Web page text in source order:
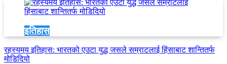
इतिहास
रहस्यमय इतिहास: भारतको एउटा युद्ध जसले सम्राटलाई हिंसाबाट शान्तितर्फ
मोडिदियो